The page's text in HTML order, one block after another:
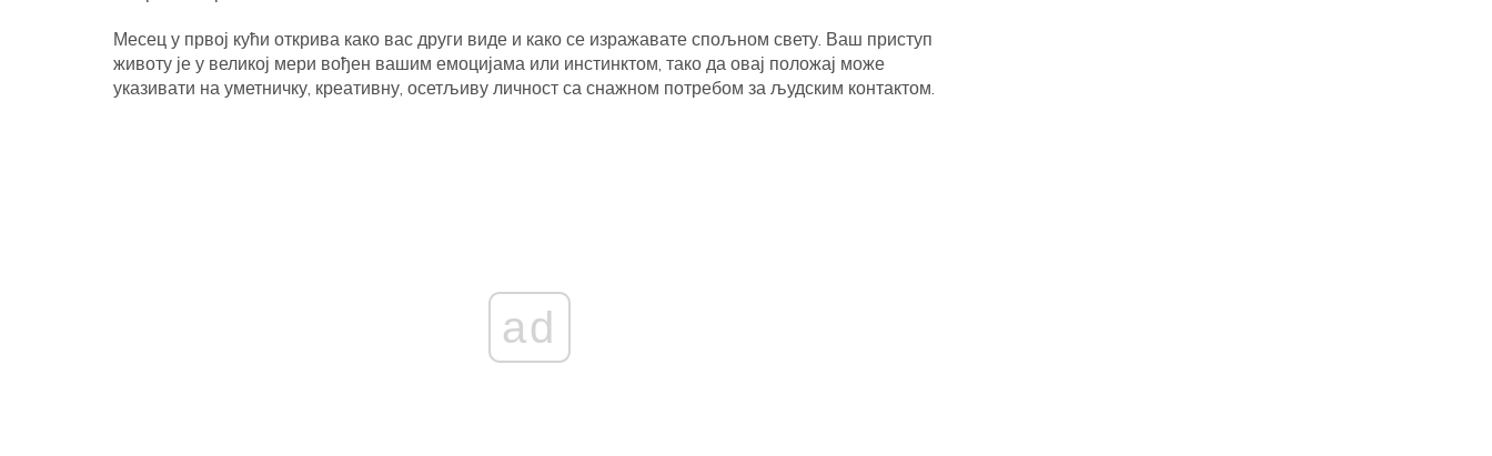
Месец у првој кући открива како вас други виде и како се изражавате спољном свету. Ваш приступ
животу је у великој мери вођен вашим емоцијама или инстинктом, тако да овај положај може
указивати на уметничку, креативну, осетљиву личност са снажном потребом за људским контактом.
ad